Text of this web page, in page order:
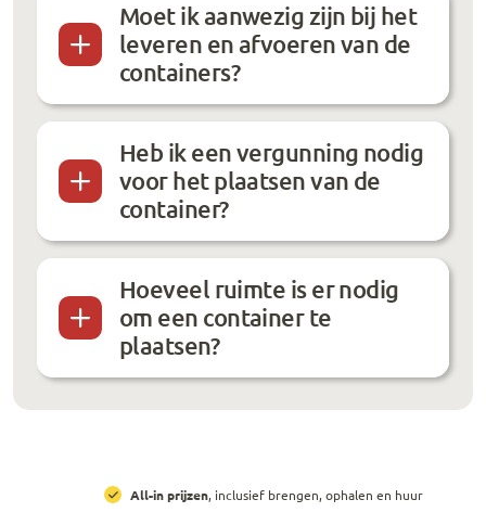
Moet ik aanwezig zijn bij het
leveren en afvoeren van de
containers?
Heb ik een vergunning nodig
voor het plaatsen van de
container?
Hoeveel ruimte is er nodig
om een container te
plaatsen?
All-in prijzen, inclusief brengen, ophalen en huur